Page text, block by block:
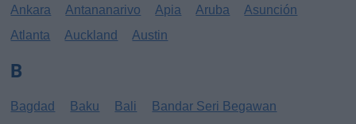
Ankara
Antananarivo Apia Aruba
Asunción
Atlanta
Auckland Austin
B
Bagdad Baku Bali
Bandar Seri Begawan